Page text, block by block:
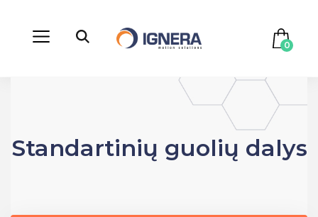
0
Standartinių guolių dalys